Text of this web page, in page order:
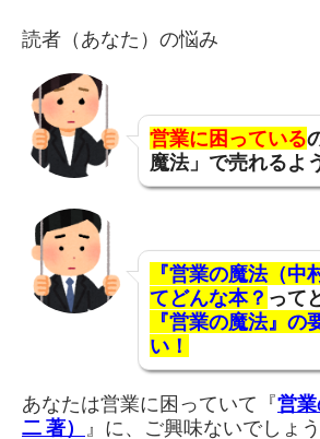
読者（あなた）の悩み
営業に困っている
魔法」で売れるよ
『営業の魔法（中
てどんな本？ って
『営業の魔法』の
い！
あなたは営業に困っていて『営
二 著）
』に、ご興味ないでしょう